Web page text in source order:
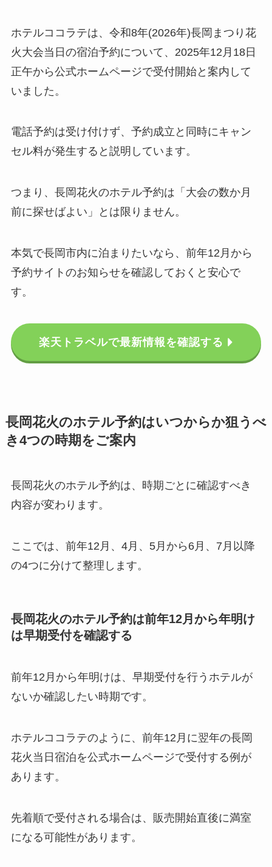
ホテルココラテは、令和8年(2026年)長岡まつり花
火大会当日の宿泊予約について、2025年12月18日
正午から公式ホームページで受付開始と案内して
いました。
電話予約は受け付けず、予約成立と同時にキャン
セル料が発生すると説明しています。
つまり、長岡花火のホテル予約は「大会の数か月
前に探せばよい」とは限りません。
本気で長岡市内に泊まりたいなら、前年12月から
予約サイトのお知らせを確認しておくと安心で
す。
楽天トラベルで最新情報を確認する
長岡花火のホテル予約はいつからか狙うべ
き4つの時期をご案内
長岡花火のホテル予約は、時期ごとに確認すべき
内容が変わります。
ここでは、前年12月、4月、5月から6月、7月以降
の4つに分けて整理します。
長岡花火のホテル予約は前年12月から年明け
は早期受付を確認する
前年12月から年明けは、早期受付を行うホテルが
ないか確認したい時期です。
ホテルココラテのように、前年12月に翌年の長岡
花火当日宿泊を公式ホームページで受付する例が
あります。
先着順で受付される場合は、販売開始直後に満室
になる可能性があります。